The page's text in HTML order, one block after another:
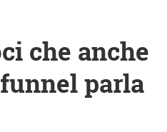
che anche
parla